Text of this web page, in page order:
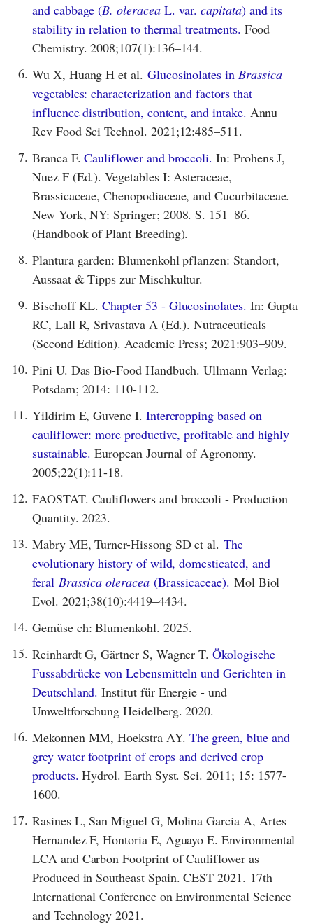
and cabbage (B. oleraceaL. var.capitata) and its
stability in relation to thermal treatments. Food
Chemistry. 2008;107(1):136–144.
6. Wu X, Huang H et al. Glucosinolates in Brassica
vegetables: characterization and factors that
influence distribution, content, and intake. Annu
Rev Food Sci Technol. 2021;12:485–511.
7. Branca F.Cauliflower and broccoli. In: Prohens J,
Nuez F (Ed.). Vegetables I: Asteraceae,
Brassicaceae, Chenopodiaceae, and Cucurbitaceae.
New York, NY: Springer; 2008. S. 151–86.
(Handbook of Plant Breeding).
8. Plantura garden: Blumenkohl pflanzen: Standort,
Aussaat & Tipps zur Mischkultur.
9. Bischoff KL.Chapter 53 - Glucosinolates. In: Gupta
RC, Lall R, Srivastava A (Ed.). Nutraceuticals
(Second Edition). Academic Press; 2021:903–909.
10. Pini U. Das Bio-Food Handbuch. Ullmann Verlag:
Potsdam; 2014: 110-112.
11. Yildirim E, Guvenc I. Intercropping based on
cauliflower: more productive, profitable and highly
sustainable. European Journal of Agronomy.
2005;22(1):11-18.
12. FAOSTAT. Cauliflowers and broccoli - Production
Quantity. 2023.
13. Mabry ME, Turner-Hissong SD et al.The
evolutionary history of wild, domesticated, and
feral Brassica oleracea(Brassicaceae). Mol Biol
Evol. 2021;38(10):4419–4434.
14. Gemüse ch: Blumenkohl. 2025.
15. Reinhardt G, Gärtner S, Wagner T.Ökologische
Fussabdrücke von Lebensmitteln und Gerichten in
Deutschland. Institut für Energie - und
Umweltforschung Heidelberg. 2020.
16. Mekonnen MM, Hoekstra AY. The green, blue and
grey water footprint of crops and derived crop
products. Hydrol. Earth Syst. Sci. 2011; 15: 1577-
1600.
17. Rasines L, San Miguel G, Molina Garcia A, Artes
Hernandez F, Hontoria E, Aguayo E. Environmental
LCA and Carbon Footprint of Cauliflower as
Produced in Southeast Spain. CEST 2021. 17th
International Conference on Environmental Science
and Technology 2021.